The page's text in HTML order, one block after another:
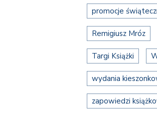
promocje
Remigiusz Mróz
Targi Książki
wydania
zapowiedzi